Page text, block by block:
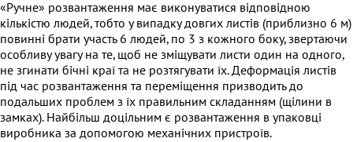
«Ручне» розвантаження має виконуватися відповідною
кількістю людей, тобто у випадку довгих листів (приблизно 6 м)
повинні брати участь 6 людей, по 3 з кожного боку, звертаючи
особливу увагу на те, щоб не зміщувати листи один на одного,
не згинати бічні краї та не розтягувати їх. Деформація листів
під час розвантаження та переміщення призводить до
подальших проблем з їх правильним складанням (щілини в
замках). Найбільш доцільним є розвантаження в упаковці
виробника за допомогою механічних пристроїв.